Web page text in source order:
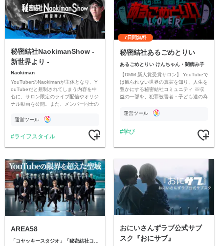
秘密結社NaokimanShow -
新世界より -
Naokiman
YouTuberのNaokimanが主体となり、Y
ouTubeだと規制されてしまう内容を中
心に、サロン限定のライブ配信やオリジ
ナル動画を公開。また、メンバー同士の
ただいています。
運営ツール
ライフスタイル
7日間無料
秘密結社あるごめとりい
あるごめとりい けんちゃん・闇病み子
【DMM 新人賞受賞サロン】 YouTubeで
は観られない世界の真実を知り、人生を
豊かにする秘密結社コミュニティ ※収
益の一部を、犯罪被害者・子ども達の為
す運営ツール
学び
AREA58
「コヤッキースタジオ」「秘密結社コヤミナティ」
おにいさんずラブ公式サブ
スク『おにサブ』